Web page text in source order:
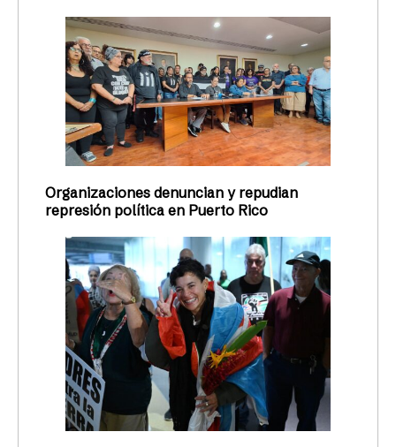
Organizaciones denuncian y repudian
represión política en Puerto Rico